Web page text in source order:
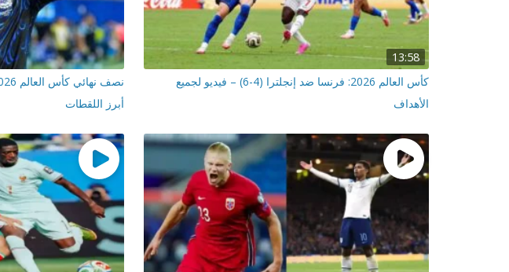
13:58
كأس العالم 2026: فرنسا ضد إنجلترا (4-6) – فيديو لجميع
الأهداف
أبرز اللقطات